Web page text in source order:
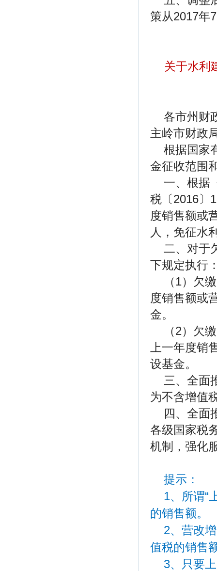
策从2017年
关于水利
各市州财
主岭市财政
根据国家
金征收范围
一、根据
税〔2016〕
度销售额或
人，免征水
二、对于
下规定执行
（1）欠
度销售额或
金。
（2）欠
上一年度销
设基金。
三、全面
为不含增值
四、全面
各级国家税
机制，强化
提示：
1、所谓“
的销售额。
2、营改
值税的销售
3、只要